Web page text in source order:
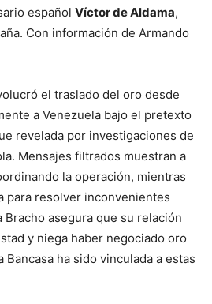
español Víctor de Aldama,
Con información de Armando
el traslado del oro desde
a Venezuela bajo el pretexto
revelada por investigaciones de
Mensajes filtrados muestran a
la operación, mientras
para resolver inconvenientes
asegura que su relación
y niega haber negociado oro
ha sido vinculada a estas